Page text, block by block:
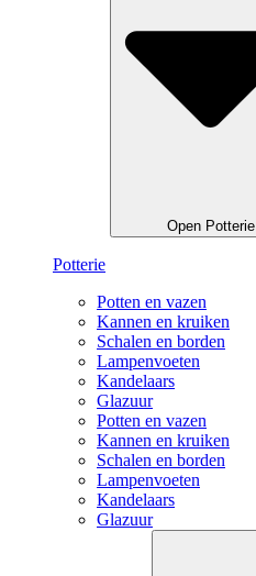
Open Potterie
Potterie
Potten en vazen
Kannen en kruiken
Schalen en borden
Lampenvoeten
Kandelaars
Glazuur
Potten en vazen
Kannen en kruiken
Schalen en borden
Lampenvoeten
Kandelaars
Glazuur